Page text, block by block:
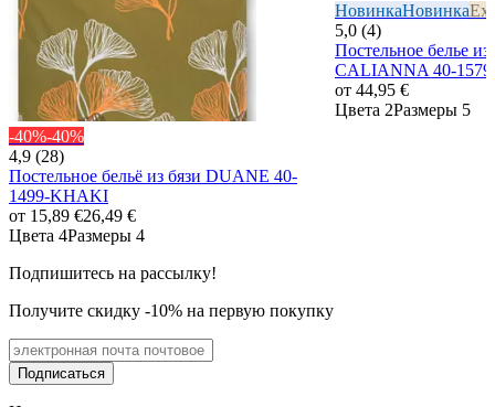
-40%-40%
4,9 (28)
Постельное бельё из бязи DUANE 40-
1499-KHAKI
от 15,89 €26,49 €
Цвета 4Размеры 4
НовинкаНовинка
5,0 (4)
Постельное белье
CALIANNA 40-
от 44,95 €
Цвета 2Размеры 5
Подпишитесь на рассылку!
Получите скидку -10% на первую покупку
Подписаться